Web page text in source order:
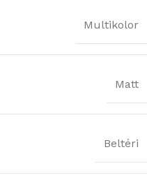
Multikolor
Matt
Beltéri